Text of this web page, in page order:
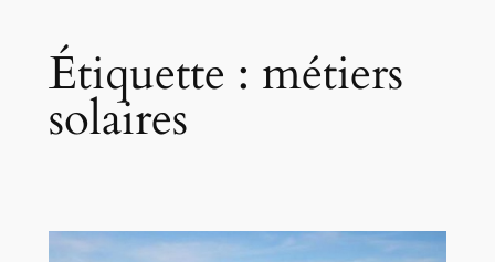
Étiquette : métiers
solaires